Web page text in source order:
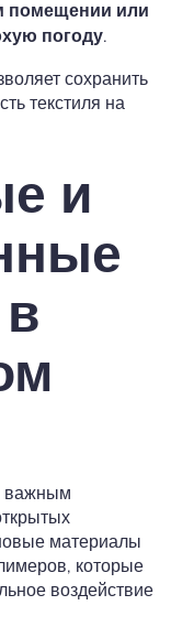
помещении или
погоду.
сохранить
текстиля на
и
важным
материалы
которые
воздействие